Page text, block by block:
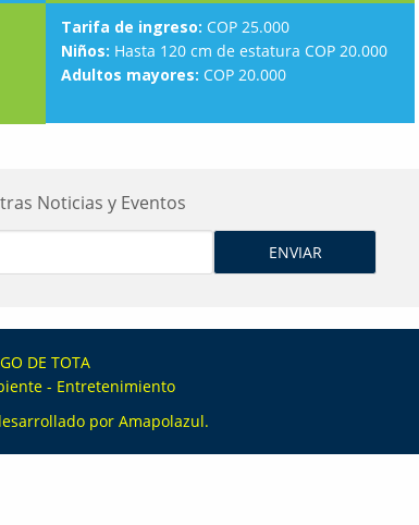
Tarifa de ingreso: COP 25.000
Niños: Hasta 120 cm de estatura COP 20.000
Adultos mayores: COP 20.000
Noticias y Eventos
DE TOTA
- Entretenimiento
por Amapolazul.